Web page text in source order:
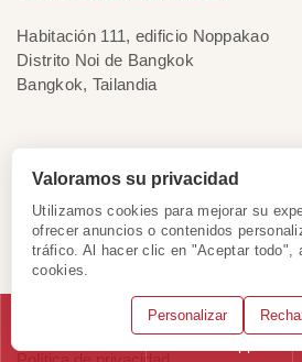
Habitación 111, edificio Noppakao
Distrito Noi de Bangkok
Bangkok, Tailandia
133 New Bridge Road #08-01
Chinatown Point, Singapur
Información importante
Valoramos su privacidad
Utilizamos cookies para mejorar su
ofrecer anuncios o contenidos
tráfico. Al hacer clic en "Aceptar todo",
cookies.
Personalizar